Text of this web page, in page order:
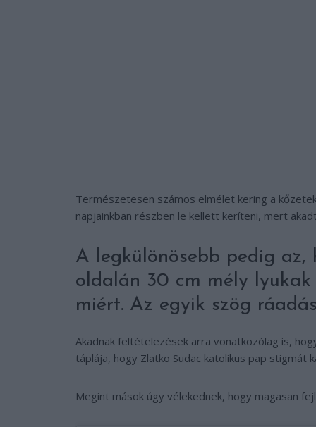
Természetesen számos elmélet kering a
napjainkban részben le kellett keríteni, mert
A legkülönösebb pedig az,
oldalán 30 cm mély
miért. Az egyik szög
Akadnak feltételezések arra vonatkozólag is,
táplája, hogy Zlatko Sudac katolikus pap
Megint mások úgy vélekednek, hogy magasan